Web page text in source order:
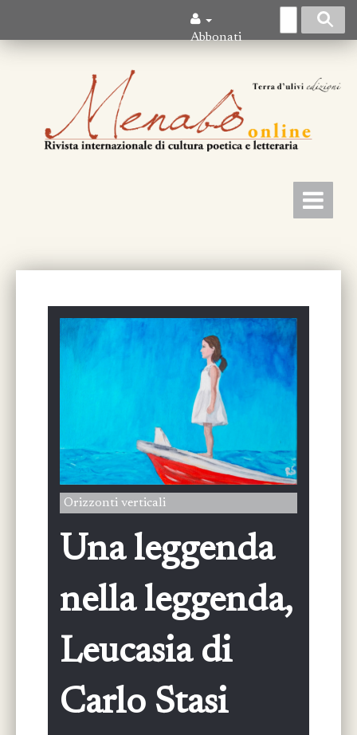
Abbonati
Orizzonti verticali
Una leggenda
nella leggenda,
Leucasia di
Carlo Stasi